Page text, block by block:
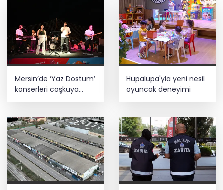
Mersin’de ‘Yaz Dostum’
konserleri coşkuya
Hupalupa'yla yeni nesil
oyuncak deneyimi